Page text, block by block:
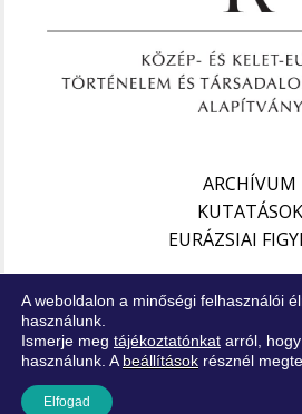
ARCHÍVUM
KUTATÁSOK
EURÁZSIAI
Impresszum
Adatkezelési
A weboldalon a minőségi felhasználói
használunk.
Ismerje meg tájékoztatónkat arról,
használunk. A beállítások résznél
Elfogad